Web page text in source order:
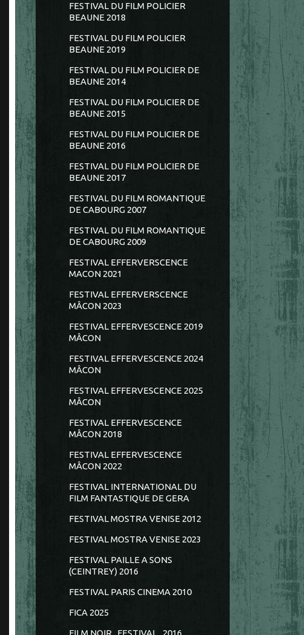
FESTIVAL DU FILM POLICIER
BEAUNE 2018
FESTIVAL DU FILM POLICIER
BEAUNE 2019
FESTIVAL DU FILM POLICIER DE
BEAUNE 2014
FESTIVAL DU FILM POLICIER DE
BEAUNE 2015
FESTIVAL DU FILM POLICIER DE
BEAUNE 2016
FESTIVAL DU FILM POLICIER DE
BEAUNE 2017
FESTIVAL DU FILM ROMANTIQUE
DE CABOURG 2007
FESTIVAL DU FILM ROMANTIQUE
DE CABOURG 2009
FESTIVAL EFFERVERSCENCE
MACON 2021
FESTIVAL EFFERVERSCENCE
MÂCON 2023
FESTIVAL EFFERVESCENCE 2019
MÂCON
FESTIVAL EFFERVESCENCE 2024
MÂCON
FESTIVAL EFFERVESCENCE 2025
MÂCON
FESTIVAL EFFERVESCENCE
MÂCON 2018
FESTIVAL EFFERVESCENCE
MÂCON 2022
FESTIVAL INTERNATIONAL DU
FILM FANTASTIQUE DE GERA
FESTIVAL MOSTRA VENISE 2012
FESTIVAL MOSTRA VENISE 2023
FESTIVAL PAILLE A SONS
(CEINTREY) 2016
FESTIVAL PARIS CINEMA 2010
FICA 2025